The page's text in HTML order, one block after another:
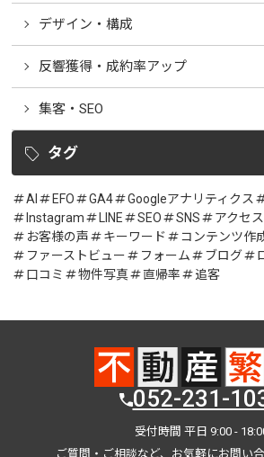
デザイン・構成
反響獲得・成約率アップ
集客・SEO
タグ
AI EFO GA4 Googleアナリティクス
Instagram
LINE SEO SNS アクセ
お客様の声
キーワード コンテンツ作
ファーストビュー
フォーム ブログ
口コミ
物件写真 直帰率 追客
052-231-
受付時間 平日 9:00 -
ご質問・ご相談など、お気軽にお問い